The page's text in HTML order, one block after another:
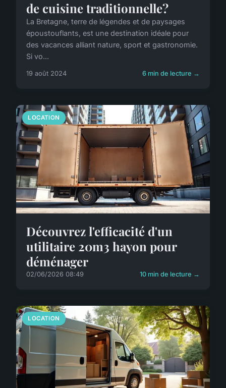
de cuisine traditionnelle?
La Bretagne, terre de légendes et de paysages
époustouflants, est une destination idéale pour
des vacances alliant nature, sport et gastronomie.
Si vo...
19 août 2024 6 min de lecture →
LOCATION
Découvrez l'efficacité d'un
utilitaire 20m3 hayon pour
déménager
02/06/2026 08:49 10 min de lecture →
LOCATION